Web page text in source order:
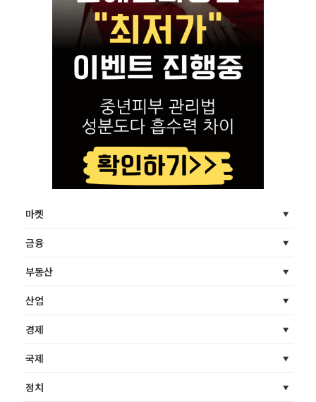
마켓
금융
부동산
산업
경제
국제
정치